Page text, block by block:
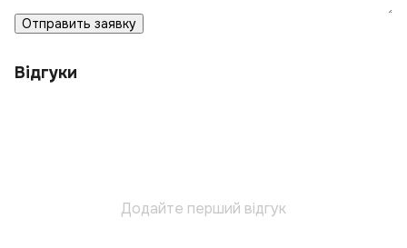
Отправить заявку
Відгуки
Додайте перший відгук